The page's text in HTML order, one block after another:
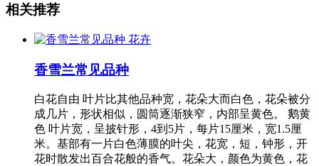
相关推荐
花卉
香雪兰常见品种
白花自由 叶片比其他品种宽，花朵大而白色，花朵被分
成几片，形状相似，圆筒逐渐狭窄，内部呈黄色。 鹅黄
色 叶片宽，呈披针形，4到5片，每片15厘米，宽1.5厘
米。基部有一片白色薄膜的叶尖，花宽，短，钟形，开
花时散发出百合花般的香气。花朵大，颜色为黄色，花